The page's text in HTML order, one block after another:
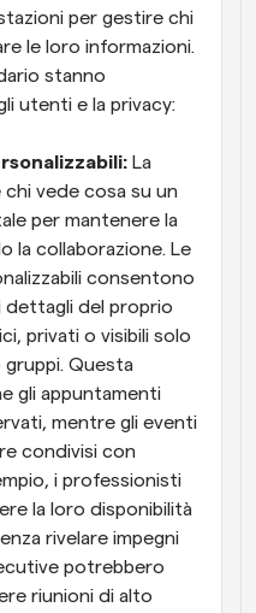
per gestire chi
le loro informazioni.
stanno
utenti e la privacy:
La
vede cosa su un
per mantenere la
la collaborazione. Le
consentono
dettagli del proprio
privati o visibili solo
Questa
gli appuntamenti
mentre gli eventi
condivisi con
i professionisti
la loro disponibilità
rivelare impegni
potrebbero
riunioni di alto